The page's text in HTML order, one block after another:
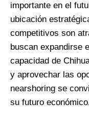
importante en el
ubicación
competitivos son
buscan expandirse
capacidad de
y aprovechar las
nearshoring se
su futuro